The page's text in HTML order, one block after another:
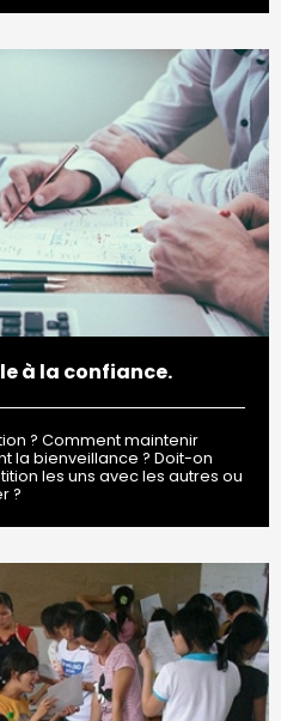
à la confiance.
? Comment maintenir
la bienveillance ? Doit-on
les uns avec les autres ou
?